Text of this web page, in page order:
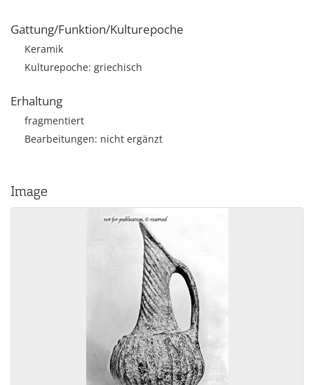
Gattung/Funktion/Kulturepoche
Keramik
Kulturepoche: griechisch
Erhaltung
fragmentiert
Bearbeitungen: nicht ergänzt
Image